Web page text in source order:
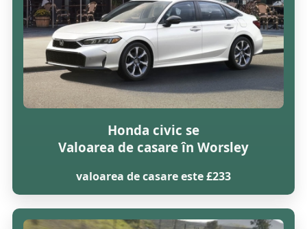
Honda civic se
Valoarea de casare în Worsley
valoarea de casare este £233